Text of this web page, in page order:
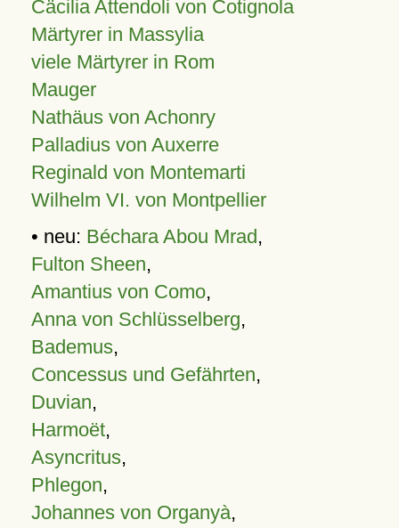
Cäcilia Attendoli von Cotignola
Märtyrer in Massylia
viele Märtyrer in Rom
Mauger
Nathäus von Achonry
Palladius von Auxerre
Reginald von Montemarti
Wilhelm VI. von Montpellier
• neu: Béchara Abou Mrad,
Fulton Sheen,
Amantius von Como,
Anna von Schlüsselberg,
Bademus,
Concessus und Gefährten,
Duvian,
Harmoët,
Asyncritus,
Phlegon,
Johannes von Organyà,